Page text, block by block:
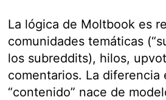
La lógica de Moltbook es
comunidades temáticas
los subreddits), hilos,
comentarios. La diferencia
“contenido” nace de